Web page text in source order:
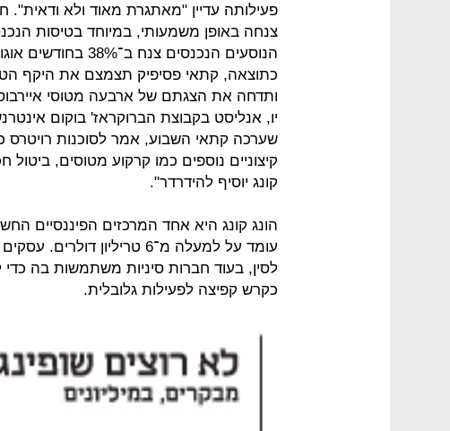
פעילותה עדיין "מאתגרת מאוד ולא ודאית".
צנחה באופן משמעותי, במיוחד בטיסות
יו, אנליסט בקבוצת הברוקראז' בוקום
שערכה קתאי השבוע, אמר לסוכנות רויטרס
קיצוניים נוספים כמו קרקוע מטוסים,
קונג יוסיף להידרדר".
הונג קונג היא אחד המרכזים הפיננסיים
עומד על למעלה מ־6 טריליון
לסין, בעוד חברות סיניות משתמשות בה כדי
כקרש קפיצה לפעילות גלובלית.